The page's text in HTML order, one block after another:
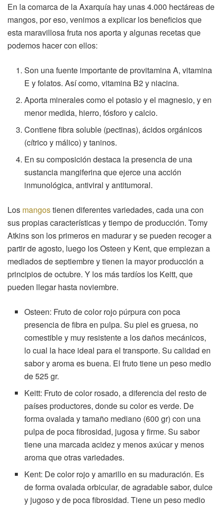
En la comarca de la Axarquía hay unas 4.000 hectáreas de
mangos, por eso, venimos a explicar los beneficios que
esta maravillosa fruta nos aporta y algunas recetas que
podemos hacer con ellos:
Son una fuente importante de provitamina A, vitamina
E y folatos. Así como, vitamina B2 y niacina.
Aporta minerales como el potasio y el magnesio, y en
menor medida, hierro, fósforo y calcio.
Contiene fibra soluble (pectinas), ácidos orgánicos
(cítrico y málico) y taninos.
En su composición destaca la presencia de una
sustancia mangiferina que ejerce una acción
inmunológica, antiviral y antitumoral.
Los mangostienen diferentes variedades, cada una con
sus propias características y tiempo de producción. Tomy
Atkins son los primeros en madurar y se pueden recoger a
partir de agosto, luego los Osteen y Kent, que empiezan a
mediados de septiembre y tienen la mayor producción a
principios de octubre. Y los más tardíos los Keitt, que
pueden llegar hasta noviembre.
Osteen: Fruto de color rojo púrpura con poca
presencia de fibra en pulpa. Su piel es gruesa, no
comestible y muy resistente a los daños mecánicos,
lo cual la hace ideal para el transporte. Su calidad en
sabor y aroma es buena. El fruto tiene un peso medio
de 525 gr.
Keitt: Fruto de color rosado, a diferencia del resto de
países productores, donde su color es verde. De
forma ovalada y tamaño mediano (600 gr) con una
pulpa de poca fibrosidad, jugosa y firme. Su sabor
tiene una marcada acidez y menos axúcar y menos
aroma que otras variedades.
Kent: De color rojo y amarillo en su maduración. Es
de forma ovalada orbicular, de agradable sabor, dulce
y jugoso y de poca fibrosidad. Tiene un peso medio